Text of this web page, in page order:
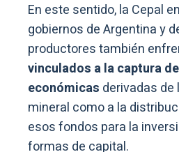
En este sentido, la Cepal
gobiernos de Argentina y
productores también
vinculados a la captura
económicas derivadas de
mineral como a la
esos fondos para la
formas de capital.